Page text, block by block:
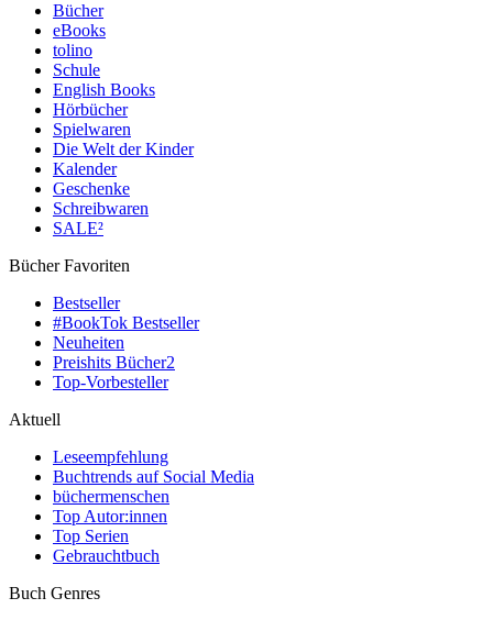
Bücher
eBooks
tolino
Schule
English Books
Hörbücher
Spielwaren
Die Welt der Kinder
Kalender
Geschenke
Schreibwaren
SALE²
Bücher Favoriten
Bestseller
#BookTok Bestseller
Neuheiten
Preishits Bücher2
Top-Vorbesteller
Aktuell
Leseempfehlung
Buchtrends auf Social Media
büchermenschen
Top Autor:innen
Top Serien
Gebrauchtbuch
Buch Genres